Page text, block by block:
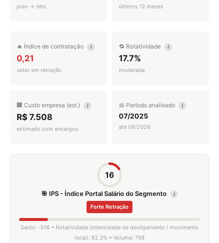
piso → teto últimos 12 meses
🔥 Índice de contratação i
0,21
setor em retração
🔁 Rotatividade i
17.7%
moderada
🏢 Custo empresa (est.) i
R$ 7.508
estimado com encargos
📅 Período analisado i
07/2025
até 06/2026
16
🎯 IPS - Índice Portal Salário do Segmento i
Forte Retração
Saldo: -516 • Rotatividade (intensidade de desligamento / movimento
total): 82,3% • Volume: 798